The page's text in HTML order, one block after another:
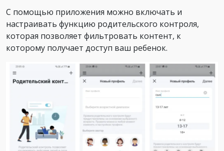
С помощью приложения можно включать и
настраивать функцию родительского контроля,
которая позволяет фильтровать контент, к
которому получает доступ ваш ребенок.